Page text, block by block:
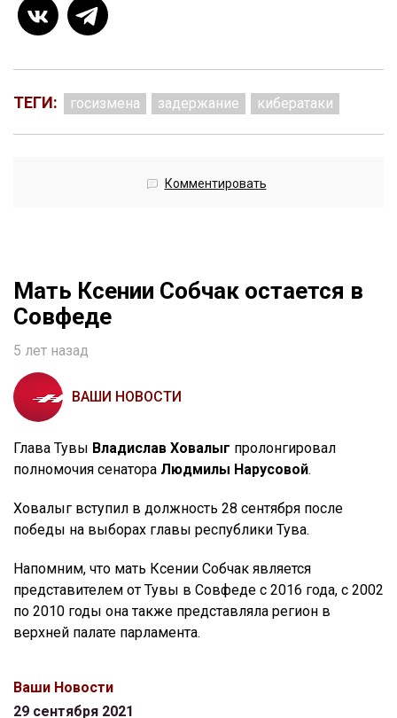
ТЕГИ: госизмена задержание кибератаки
Комментировать
Мать Ксении Собчак остается в
Совфеде
5 лет назад
ВАШИ НОВОСТИ
Глава Тувы Владислав Ховалыг пролонгировал
полномочия сенатора Людмилы Нарусовой.
Ховалыг вступил в должность 28 сентября после
победы на выборах главы республики Тува.
Напомним, что мать Ксении Собчак является
представителем от Тувы в Совфеде с 2016 года, с 2002
по 2010 годы она также представляла регион в
верхней палате парламента.
Ваши Новости
29 сентября 2021